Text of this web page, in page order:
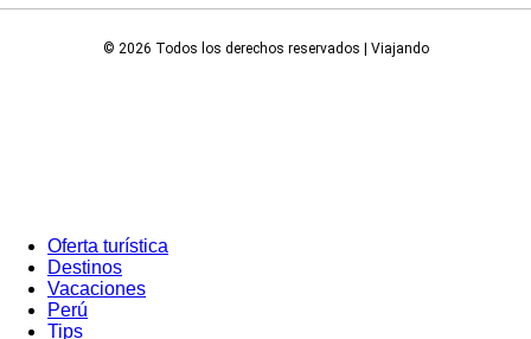
© 2026 Todos los derechos reservados | Viajando
Oferta turística
Destinos
Vacaciones
Perú
Tips